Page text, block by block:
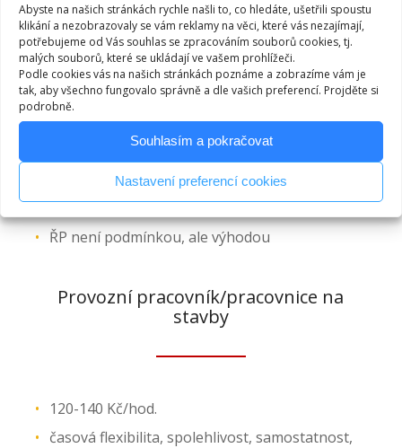
Abyste na našich stránkách rychle našli to, co hledáte, ušetřili spoustu
klikání a nezobrazovaly se vám reklamy na věci, které vás nezajímají,
potřebujeme od Vás souhlas se zpracováním souborů cookies, tj.
malých souborů, které se ukládají ve vašem prohlížeči.
Podle cookies vás na našich stránkách poznáme a zobrazíme vám je
tak, aby všechno fungovalo správně a dle vašich preferencí. Projděte si
podrobně.
Souhlasím a pokračovat
Nastavení preferencí cookies
105-110 Kč/hod.
možnost brigády i HPP
časová flexibilita, spolehlivost, samostatnost,
chuť učit se novým věcem
práce ve výšce výhodou (do 2 m = žebřík, nad 2
m = pracovní plošina)
ŘP není podmínkou, ale výhodou
Provozní pracovník/pracovnice na
stavby
120-140 Kč/hod.
časová flexibilita, spolehlivost, samostatnost,